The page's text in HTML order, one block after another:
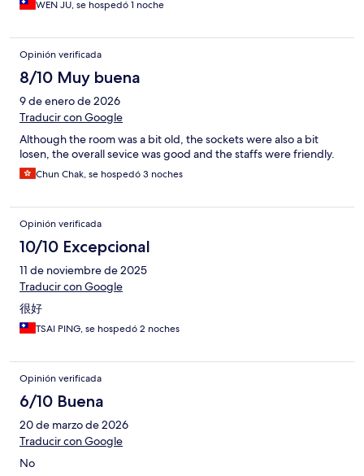
WEN JU, se hospedó 1 noche
Opinión verificada
8/10 Muy buena
9 de enero de 2026
Traducir con Google
Although the room was a bit old, the sockets were also a bit
losen, the overall sevice was good and the staffs were friendly.
Chun Chak, se hospedó 3 noches
Opinión verificada
10/10 Excepcional
11 de noviembre de 2025
Traducir con Google
很好
TSAI PING, se hospedó 2 noches
Opinión verificada
6/10 Buena
20 de marzo de 2026
Traducir con Google
No